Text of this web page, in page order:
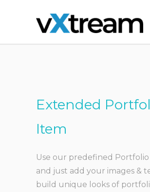
Extended
Item
Use our predefined
and just add your images &
build unique looks of